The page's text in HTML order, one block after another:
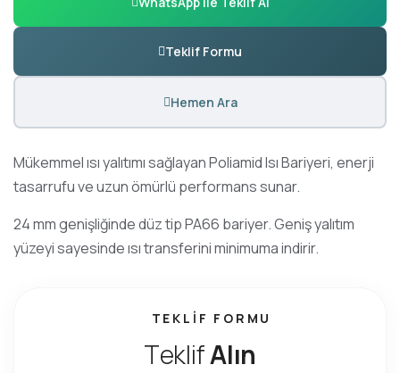
Teklif Formu
Hemen Ara
Mükemmel ısı yalıtımı sağlayan Poliamid Isı Bariyeri, enerji
tasarrufu ve uzun ömürlü performans sunar.
24 mm genişliğinde düz tip PA66 bariyer. Geniş yalıtım
yüzeyi sayesinde ısı transferini minimuma indirir.
TEKLIF FORMU
TeklifAlın